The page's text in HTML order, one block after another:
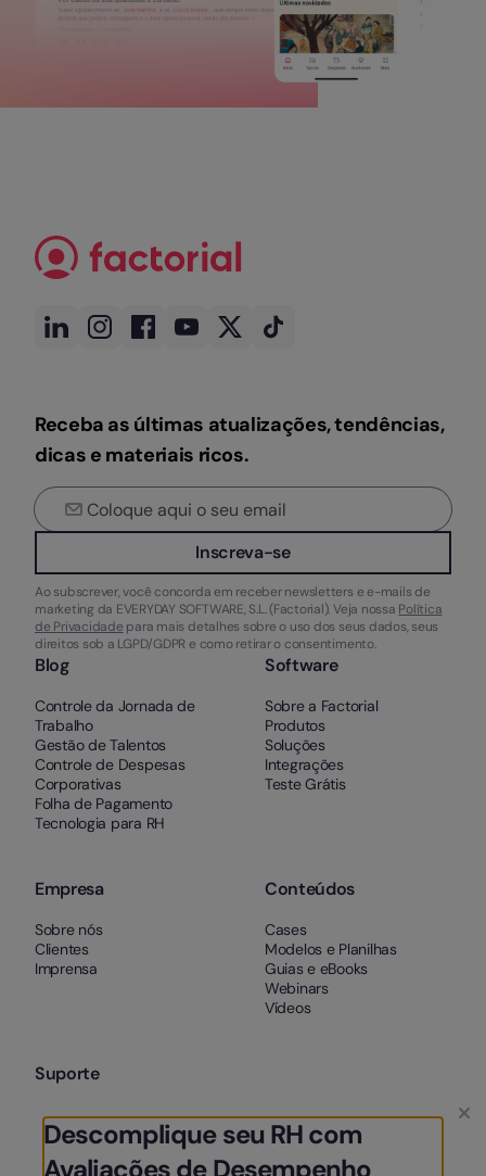
Descomplique seu RH com
Avaliações de Desempenho
Receba as últimas atualizações, tendências,
dicas e materiais ricos.
Inscreva-se
Ao subscrever, você concorda em receber newsletters e e-mails de
marketing da EVERYDAY SOFTWARE, S.L. (Factorial). Veja nossa Política
de Privacidade para mais detalhes sobre o uso dos seus dados, seus
direitos sob a LGPD/GDPR e como retirar o consentimento.
Blog
Controle da Jornada de
Trabalho
Gestão de Talentos
Controle de Despesas
Corporativas
Folha de Pagamento
Tecnologia para RH
Software
Sobre a Factorial
Produtos
Soluções
Integrações
Teste Grátis
Empresa
Sobre nós
Clientes
Imprensa
Conteúdos
Cases
Modelos e Planilhas
Guias e eBooks
Webinars
Vídeos
Suporte
Contato
Termos e Condições